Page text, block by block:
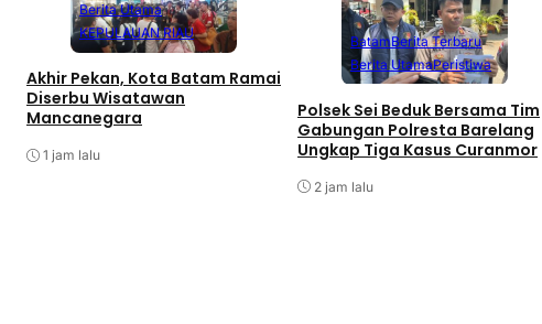
Berita Utama
KEPULAUAN RIAU
Akhir Pekan, Kota Batam Ramai
Diserbu Wisatawan
Mancanegara
1 jam lalu
BatamBerita Terbaru
Berita UtamaPeristiwa
Polsek Sei Beduk Bersama Tim
Gabungan Polresta Barelang
Ungkap Tiga Kasus Curanmor
2 jam lalu